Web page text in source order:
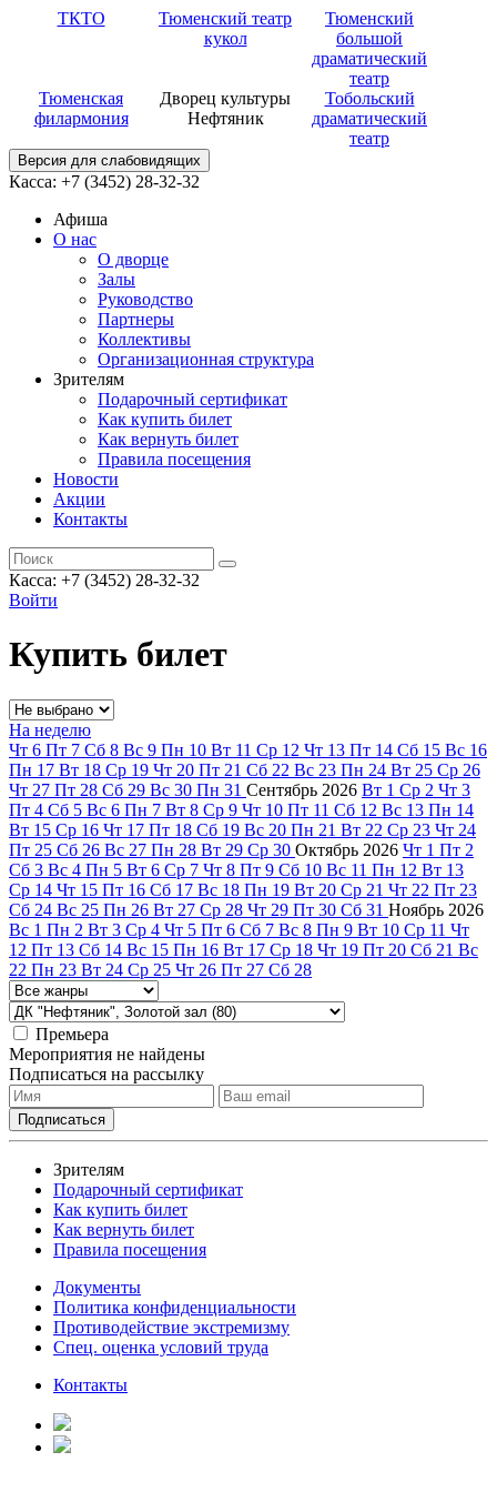
ТКТО
Тюменский театр
кукол
Тюменский
большой
драматический
театр
Тюменская
филармония
Дворец культуры
Нефтяник
Тобольский
драматический
театр
Версия для слабовидящих
Касса: +7 (3452) 28-32-32
Афиша
О нас
О дворце
Залы
Руководство
Партнеры
Коллективы
Организационная структура
Зрителям
Подарочный сертификат
Как купить билет
Как вернуть билет
Правила посещения
Новости
Акции
Контакты
Касса: +7 (3452) 28-32-32
Войти
Купить билет
На неделю
Чт 6 Пт 7 Сб 8 Вс 9 Пн 10 Вт 11 Ср 12 Чт 13 Пт 14 Сб 15 Вс 16
Пн 17 Вт 18 Ср 19 Чт 20 Пт 21 Сб 22 Вс 23 Пн 24 Вт 25 Ср 26
Чт 27 Пт 28 Сб 29 Вс 30 Пн 31 Сентябрь 2026 Вт 1 Ср 2 Чт 3
Пт 4 Сб 5 Вс 6 Пн 7 Вт 8 Ср 9 Чт 10 Пт 11 Сб 12 Вс 13 Пн 14
Вт 15 Ср 16 Чт 17 Пт 18 Сб 19 Вс 20 Пн 21 Вт 22 Ср 23 Чт 24
Пт 25 Сб 26 Вс 27 Пн 28 Вт 29 Ср 30 Октябрь 2026 Чт 1 Пт 2
Сб 3 Вс 4 Пн 5 Вт 6 Ср 7 Чт 8 Пт 9 Сб 10 Вс 11 Пн 12 Вт 13
Ср 14 Чт 15 Пт 16 Сб 17 Вс 18 Пн 19 Вт 20 Ср 21 Чт 22 Пт 23
Сб 24 Вс 25 Пн 26 Вт 27 Ср 28 Чт 29 Пт 30 Сб 31 Ноябрь 2026
Вс 1 Пн 2 Вт 3 Ср 4 Чт 5 Пт 6 Сб 7 Вс 8 Пн 9 Вт 10 Ср 11 Чт
12 Пт 13 Сб 14 Вс 15 Пн 16 Вт 17 Ср 18 Чт 19 Пт 20 Сб 21 Вс
22 Пн 23 Вт 24 Ср 25 Чт 26 Пт 27 Сб 28
Премьера
Мероприятия не найдены
Подписаться на рассылку
Зрителям
Подарочный сертификат
Как купить билет
Как вернуть билет
Правила посещения
Документы
Политика конфиденциальности
Противодействие экстремизму
Спец. оценка условий труда
Контакты